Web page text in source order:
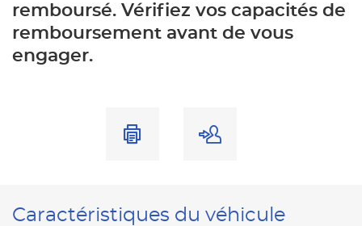
remboursé. Vérifiez vos capacités de
remboursement avant de vous
engager.
Caractéristiques du véhicule